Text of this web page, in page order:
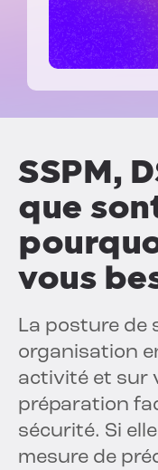
SSPM,
que
vous
La posture de
organisation
activité et sur
préparation
sécurité. Si
mesure de